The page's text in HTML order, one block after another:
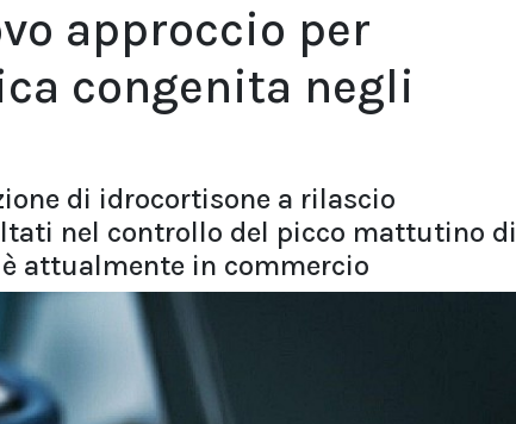
approccio per
congenita negli
di idrocortisone a rilascio
nel controllo del picco mattutino di
è attualmente in commercio